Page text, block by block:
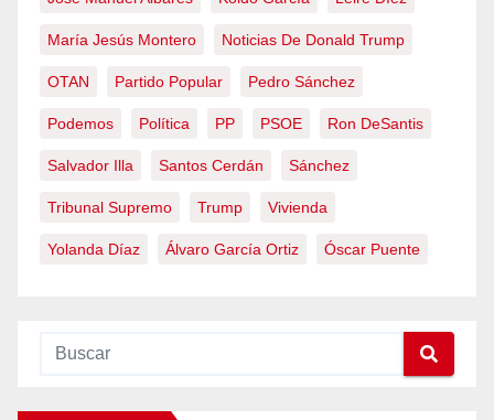
María Jesús Montero Noticias De Donald Trump
OTAN Partido Popular Pedro Sánchez
Podemos Política PP PSOE Ron DeSantis
Salvador Illa Santos Cerdán Sánchez
Tribunal Supremo Trump Vivienda
Yolanda Díaz Álvaro García Ortiz Óscar Puente